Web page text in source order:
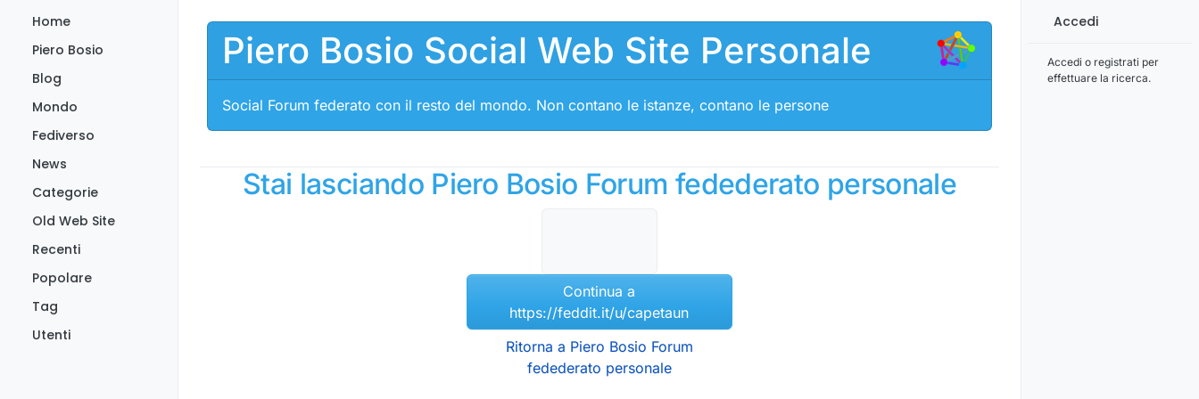
Home
Piero Bosio
Blog
Mondo
Fediverso
News
Categorie
Old Web Site
Recenti
Popolare
Tag
Utenti
Piero Bosio Social Web Site Personale
Social Forum federato con il resto del mondo. Non contano le istanze, contano le persone
Stai lasciando Piero Bosio Forum fedederato personale
Continua a
https://feddit.it/u/capetaun
Ritorna a Piero Bosio Forum
fedederato personale
Accedi
Accedi o registrati per
effettuare la ricerca.